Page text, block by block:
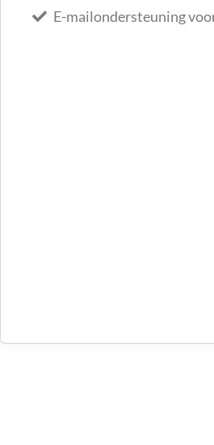
E-mailondersteuning